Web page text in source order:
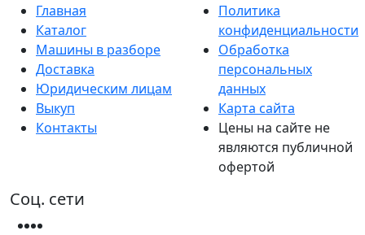
Главная
Каталог
Машины в разборе
Доставка
Юридическим лицам
Выкуп
Контакты
Политика
конфиденциальности
Обработка
персональных
данных
Карта сайта
Цены на сайте не
являются публичной
офертой
Соц. сети